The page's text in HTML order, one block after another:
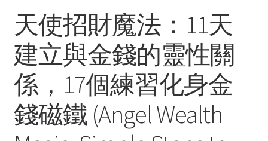
Мульти-сплит-системы и другие сложные решения
Поставка вентиляционного оборудования,
кондиционеров по оптовым ценам, ниже рыночных
Продажа кондиционеров
Проектирование систем вентиляции и
кондиционирования
天使招財魔法：11天
建立與金錢的靈性關
係，17個練習化身金
錢磁鐵 (Angel Wealth